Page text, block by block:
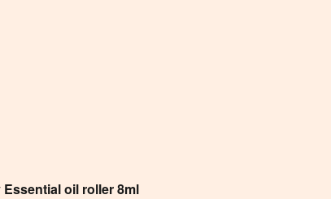
Essential oil roller 8ml